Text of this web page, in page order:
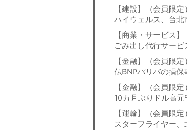
【建設】（会員限定）
ハイウェルス、台北
【商業・サービス】
ごみ出し代行サー
【金融】（会員限定）
仏BNPパリバの損
【金融】（会員限定）
10カ月ぶりドル高
【運輸】（会員限定）
スターフライヤー